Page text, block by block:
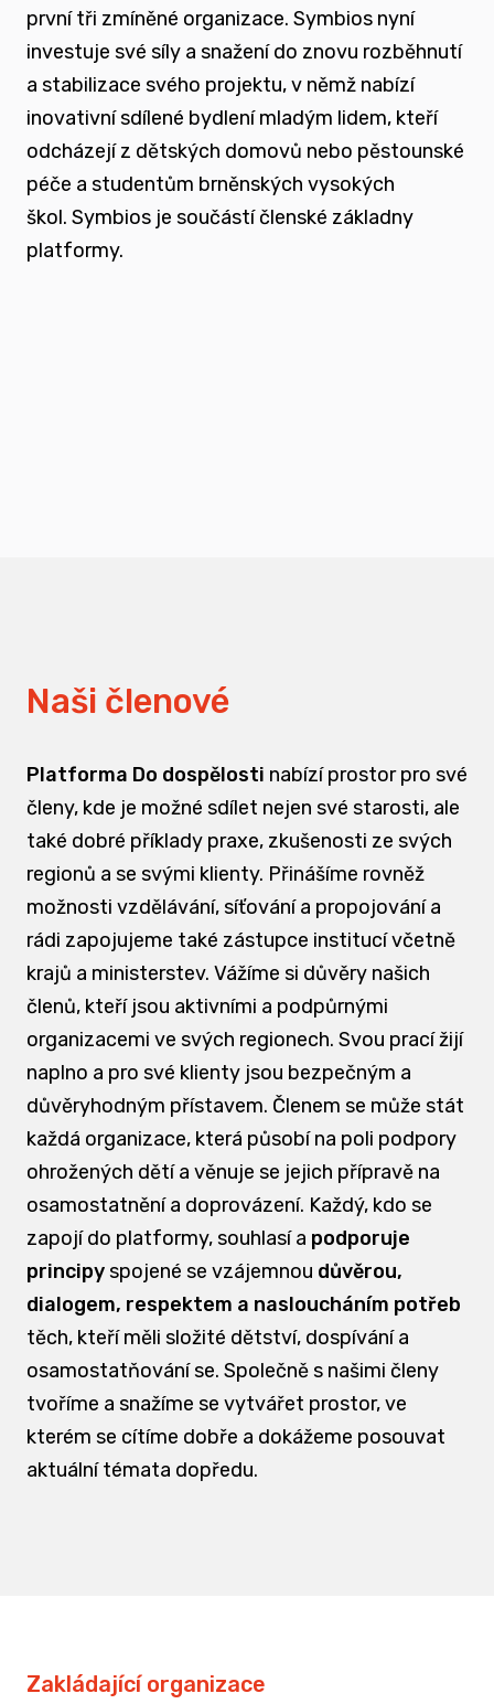
nést a podporovat sílu hlasu těch, kteří
vyrůstali mimo své biologické rodiny
rozvíjet dialog a vést kontruktivní debaty
spojené se změnou systému péče o
podporovat vzdělání a osvětu nejen u
první tři zmíněné organizace. Symbios nyní
investuje své síly a snažení do znovu rozběhnutí
a stabilizace svého projektu, v němž nabízí
inovativní sdílené bydlení mladým lidem, kteří
odcházejí z dětských domovů nebo pěstounské
péče a studentům brněnských vysokých
škol. Symbios je součástí členské základny
platformy.
Naši členové
Platforma Do dospělosti nabízí prostor pro své
členy, kde je možné sdílet nejen své starosti, ale
také dobré příklady praxe, zkušenosti ze svých
regionů a se svými klienty. Přinášíme rovněž
možnosti vzdělávání, síťování a propojování a
rádi zapojujeme také zástupce institucí včetně
krajů a ministerstev. Vážíme si důvěry našich
členů, kteří jsou aktivními a podpůrnými
organizacemi ve svých regionech. Svou prací žijí
naplno a pro své klienty jsou bezpečným a
důvěryhodným přístavem. Členem se může stát
každá organizace, která působí na poli podpory
ohrožených dětí a věnuje se jejich přípravě na
osamostatnění a doprovázení. Každý, kdo se
zapojí do platformy, souhlasí a podporuje
principyspojené se vzájemnou důvěrou,
dialogem, respektem a nasloucháním potřeb
těch, kteří měli složité dětství, dospívání a
osamostatňování se. Společně s našimi členy
tvoříme a snažíme se vytvářet prostor, ve
kterém se cítíme dobře a dokážeme posouvat
aktuální témata dopředu.
Zakládající organizace